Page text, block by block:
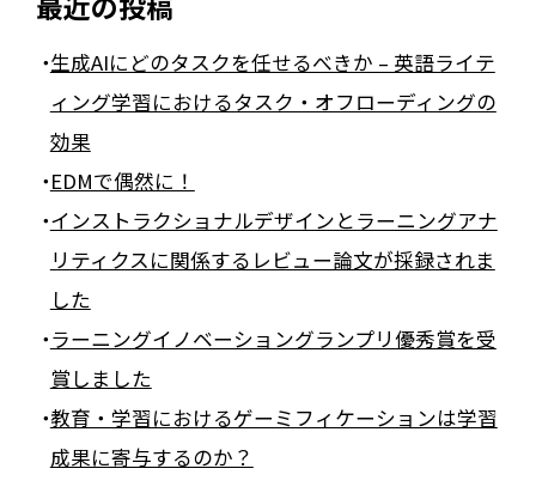
生成AIにどのタスクを任せるべきか – 英語ライテ
ィング学習におけるタスク・オフローディングの
効果
EDMで偶然に！
インストラクショナルデザインとラーニングアナ
リティクスに関係するレビュー論文が採録されま
した
ラーニングイノベーショングランプリ優秀賞を受
賞しました
教育・学習におけるゲーミフィケーションは学習
成果に寄与するのか？